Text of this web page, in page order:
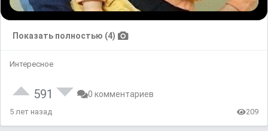
Показать полностью (4)
Интересное
591 0 комментариев
5 лет назад 209